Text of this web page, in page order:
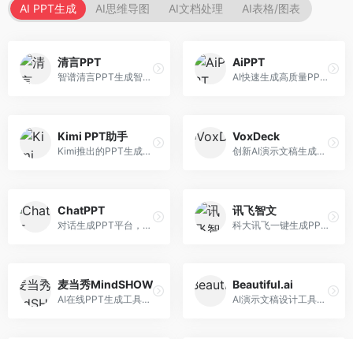
AI PPT生成 AI思维导图 AI文档处理 AI表格/图表
清言PPT
智谱清言PPT生成智能体，基于GLM大模型。面向智谱用户，支持对话生成PPT、内容优化等服务，与智谱生态深度整合。
AiPPT
AI快速生成高质量PPT平台，支持主题定制。面向职场人士和学生，提供一键生成、模板选择、内容优化等服务，PPT制作速度快，设计质量高。
Kimi PPT助手
Kimi推出的PPT生成智能体，整合长文本处理能力。面向职场人士和学生，支持文档解析、PPT生成、内容优化等服务，与Kimi生态深度整合。
VoxDeck
创新AI演示文稿生成工具，支持语音交互创作。面向职场人士，支持语音输入、PPT生成、内容优化等功能，语音创作体验便捷。
ChatPPT
对话生成PPT平台，支持自然语言交互创作。面向职场人士和教育工作者，通过对话方式完成PPT制作，交互体验友好，创作过程直观。
讯飞智文
科大讯飞一键生成PPT和Word工具，整合语音技术。面向职场人士，支持语音输入、文档生成、格式调整等功能，办公效率显著提升。
麦当秀MindSHOW
AI在线PPT生成工具，支持思维导图转PPT。面向职场人士，提供思维导图导入、PPT生成、模板选择等服务，思维导图转PPT效率高。
Beautiful.ai
AI演示文稿设计工具，专注于自动化设计排版。面向职场人士，提供智能排版、模板选择、设计优化等服务，设计美观度高。